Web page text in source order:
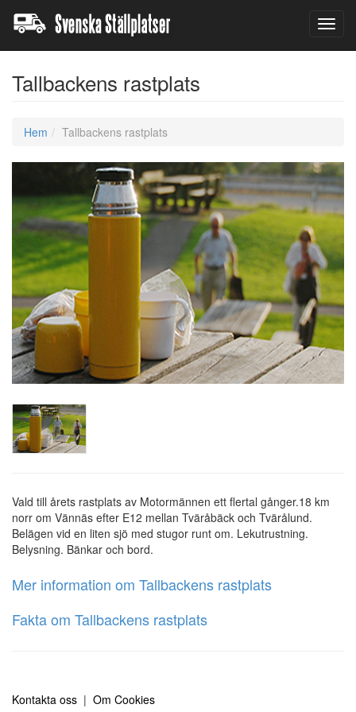
Tallbackens rastplats
Hem Tallbackens rastplats
Vald till årets rastplats av Motormännen ett flertal gånger.18 km
norr om Vännäs efter E12 mellan Tväråbäck och Tvärålund.
Belägen vid en liten sjö med stugor runt om. Lekutrustning.
Belysning. Bänkar och bord.
Mer information om Tallbackens rastplats
Fakta om Tallbackens rastplats
Kontakta oss | Om Cookies